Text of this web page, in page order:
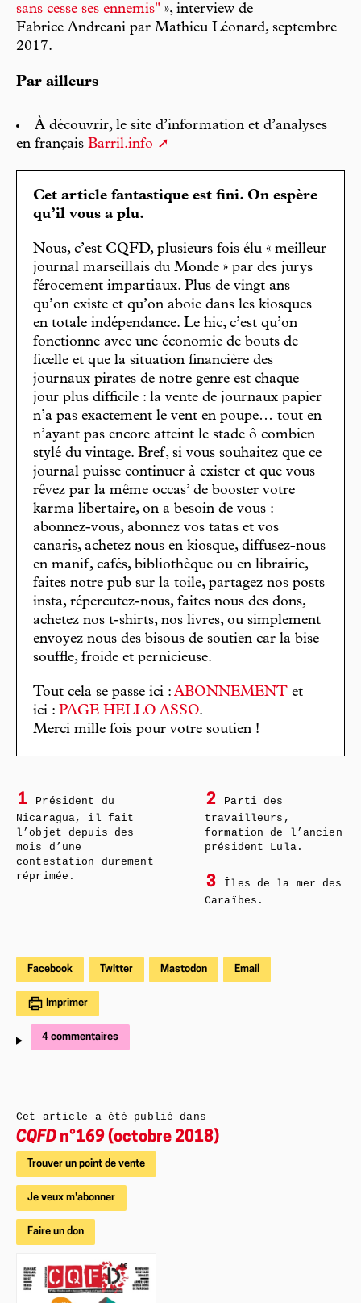
sans cesse ses ennemis" », interview de
Fabrice Andreani par Mathieu Léonard, septembre
2017.
Par ailleurs
À découvrir, le site d’information et d’analyses
en français Barril.info
Cet article fantastique est fini. On espère
qu’il vous a plu.
Nous, c’est CQFD, plusieurs fois élu « meilleur
journal marseillais du Monde » par des jurys
férocement impartiaux. Plus de vingt ans
qu’on existe et qu’on aboie dans les kiosques
en totale indépendance. Le hic, c’est qu’on
fonctionne avec une économie de bouts de
ficelle et que la situation financière des
journaux pirates de notre genre est chaque
jour plus difficile : la vente de journaux papier
n’a pas exactement le vent en poupe… tout en
n’ayant pas encore atteint le stade ô combien
stylé du vintage. Bref, si vous souhaitez que ce
journal puisse continuer à exister et que vous
rêvez par la même occas’ de booster votre
karma libertaire, on a besoin de vous :
abonnez-vous, abonnez vos tatas et vos
canaris, achetez nous en kiosque, diffusez-nous
en manif, cafés, bibliothèque ou en librairie,
faites notre pub sur la toile, partagez nos posts
insta, répercutez-nous, faites nous des dons,
achetez nos t-shirts, nos livres, ou simplement
envoyez nous des bisous de soutien car la bise
souffle, froide et pernicieuse.
Tout cela se passe ici : ABONNEMENT et
ici : PAGE HELLO ASSO.
Merci mille fois pour votre soutien !
1
Président du
Nicaragua, il fait
l’objet depuis des
mois d’une
contestation durement
réprimée.
2
Parti des
travailleurs,
formation de l’ancien
président Lula.
3
Îles de la mer des
Caraïbes.
Facebook Twitter Mastodon Email
Imprimer
4 commentaires
Cet article a été publié dans
CQFD n°169 (octobre 2018)
Trouver un point de vente
Je veux m'abonner
Faire un don